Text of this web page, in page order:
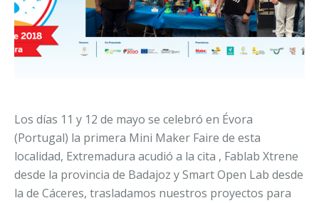
Los días 11 y 12 de mayo se celebró en Évora
(Portugal) la primera Mini Maker Faire de esta
localidad, Extremadura acudió a la cita , Fablab Xtrene
desde la provincia de Badajoz y Smart Open Lab desde
la de Cáceres, trasladamos nuestros proyectos para